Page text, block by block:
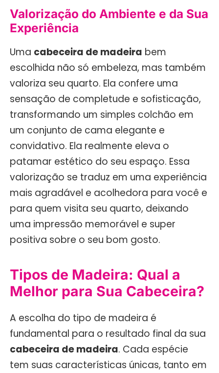
Valorização do Ambiente e da Sua
Experiência
Uma cabeceira de madeira bem
escolhida não só embeleza, mas também
valoriza seu quarto. Ela confere uma
sensação de completude e sofisticação,
transformando um simples colchão em
um conjunto de cama elegante e
convidativo. Ela realmente eleva o
patamar estético do seu espaço. Essa
valorização se traduz em uma experiência
mais agradável e acolhedora para você e
para quem visita seu quarto, deixando
uma impressão memorável e super
positiva sobre o seu bom gosto.
Tipos de Madeira: Qual a
Melhor para Sua Cabeceira?
A escolha do tipo de madeira é
fundamental para o resultado final da sua
cabeceira de madeira. Cada espécie
tem suas características únicas, tanto em